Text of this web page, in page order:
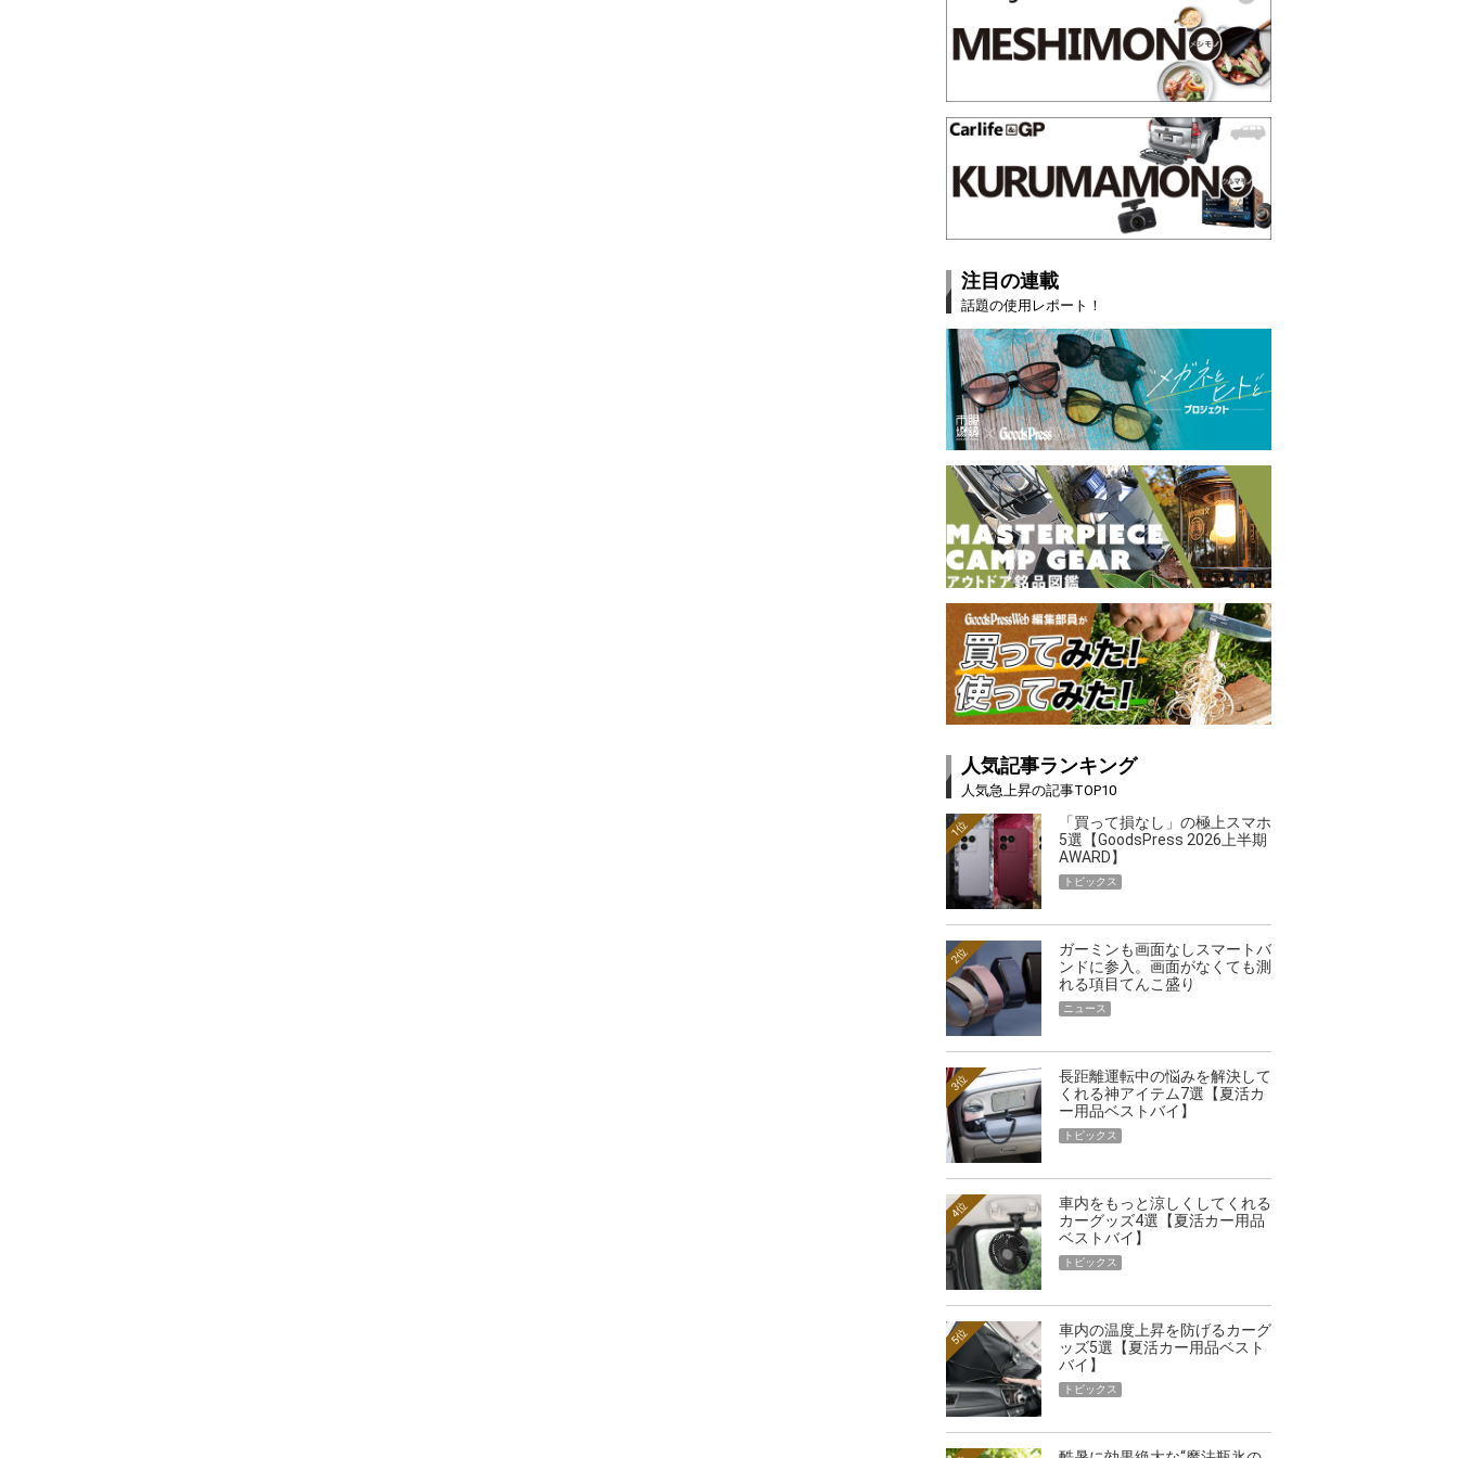
注目の連載
話題の使用レポート！
人気記事ランキング
人気急上昇の記事TOP10
「買って損なし」の極上スマホ
5選【GoodsPress 2026上半期
AWARD】
1位
トピックス
ガーミンも画面なしスマートバ
ンドに参入。画面がなくても測
れる項目てんこ盛り
2位
ニュース
長距離運転中の悩みを解決して
くれる神アイテム7選【夏活カ
ー用品ベストバイ】
3位
トピックス
車内をもっと涼しくしてくれる
カーグッズ4選【夏活カー用品
ベストバイ】
4位
トピックス
車内の温度上昇を防げるカーグ
ッズ5選【夏活カー用品ベスト
バイ】
5位
トピックス